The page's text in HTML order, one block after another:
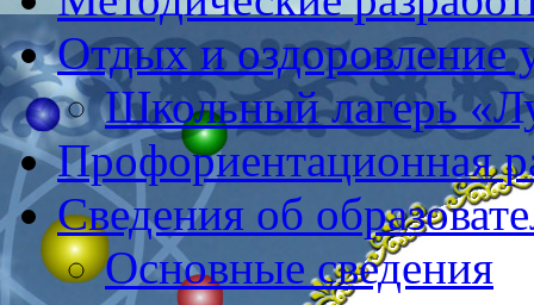
Отдых и оздоровление
Школьный лагерь
Профориентационная
Сведения об
Основные сведения